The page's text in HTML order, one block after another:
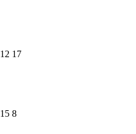
12 17
15 8